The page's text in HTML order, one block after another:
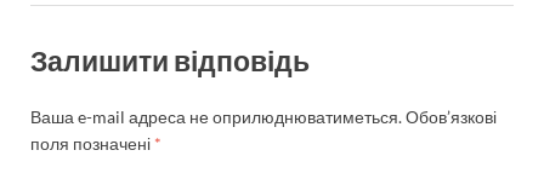
Залишити відповідь
Ваша e-mail адреса не оприлюднюватиметься.Обов’язкові
поля позначені *